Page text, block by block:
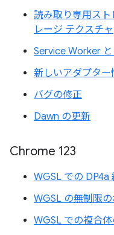
読み取り専用ス
レージ テクスチャ
Service Worker
新しいアダプター
バグの修正
Dawn の更新
Chrome 123
WGSL での DP4a
WGSL の無制限
WGSL での複合